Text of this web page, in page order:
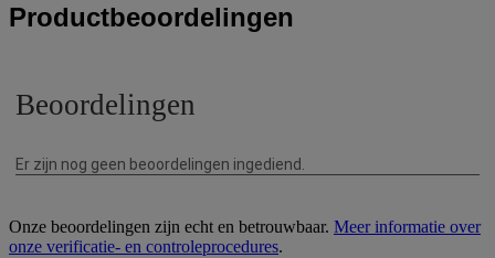
Productbeoordelingen
Onze beoordelingen zijn echt en betrouwbaar. Meer informatie over
onze verificatie- en controleprocedures.